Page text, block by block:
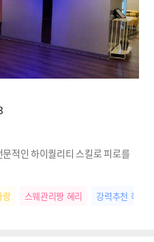
적인 하이퀄리티 스킬로 피로를
랑 스웨관리짱 혜리 강력추천 하린